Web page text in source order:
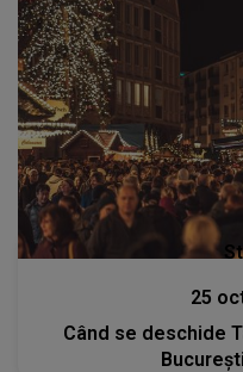
25
Când se deschide